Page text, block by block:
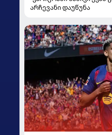
არჩევანი დაუწუნა